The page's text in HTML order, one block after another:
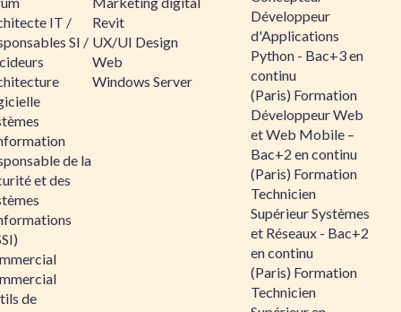
IT /
SI /
de la
et des
de
Revit
UX/UI Design
Web
Windows Server
Développeur
d'Applications
Python - Bac+3 en
continu
(Paris) Formation
Développeur Web
et Web Mobile –
Bac+2 en continu
(Paris) Formation
Technicien
Supérieur Systèmes
et Réseaux - Bac+2
en continu
(Paris) Formation
Technicien